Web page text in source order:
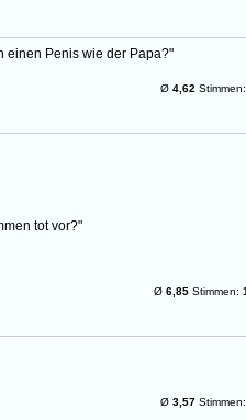
einen Penis wie der Papa?"
Ø 4,62 Stimmen:
tot vor?"
Ø 6,85 Stimmen:
Ø 3,57 Stimmen: